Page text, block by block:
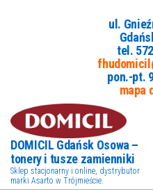
ul.
tel. 5
pon.-pt.
mapa
DOMICIL Gdańsk Osowa –
tonery i tusze zamienniki
Sklep stacjonarny i online, dystrybutor
marki Asarto w Trójmieście.